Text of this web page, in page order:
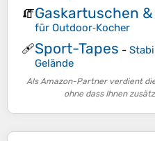
🧯Gaskartuschen
für Outdoor‑Kocher
🩹Sport-Tapes -
Gelände
Als Amazon-Partner verdient
ohne dass Ihnen